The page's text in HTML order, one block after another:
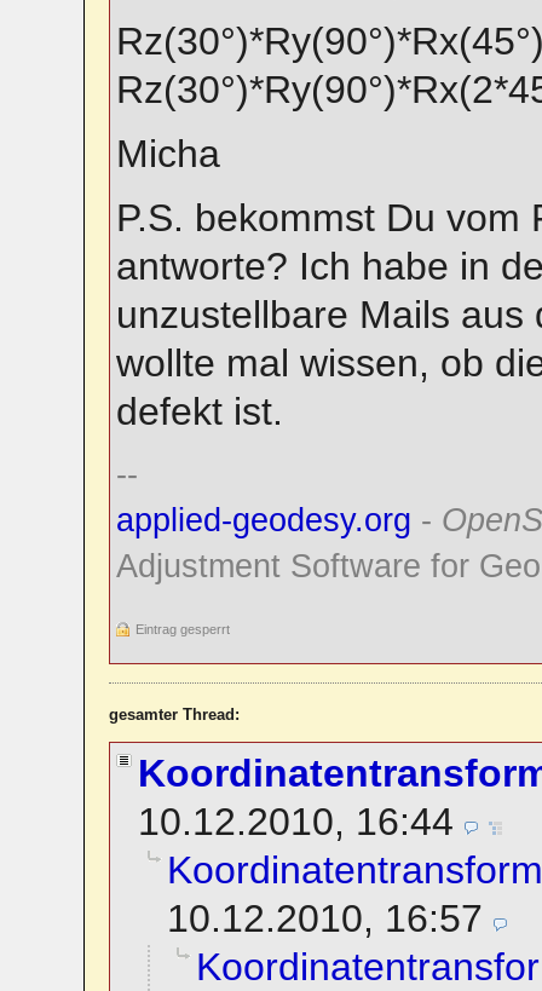
Micha
P.S. bekommst Du
antworte? Ich habe in
unzustellbare Mails
wollte mal wissen, ob
defekt ist.
--
applied-geodesy.org -
Adjustment Software for
Eintrag gesperrt
gesamter Thread:
10.12.2010, 16:44
10.12.2010, 16:57